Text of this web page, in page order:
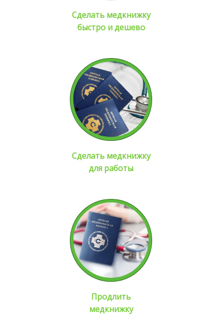
Сделать медкнижку
быстро и дешево
Сделать медкнижку
для работы
Продлить
медкнижку